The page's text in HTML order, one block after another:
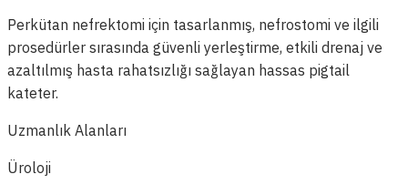
Perkütan nefrektomi için tasarlanmış, nefrostomi ve ilgili
prosedürler sırasında güvenli yerleştirme, etkili drenaj ve
azaltılmış hasta rahatsızlığı sağlayan hassas pigtail
kateter.
Uzmanlık Alanları
Üroloji